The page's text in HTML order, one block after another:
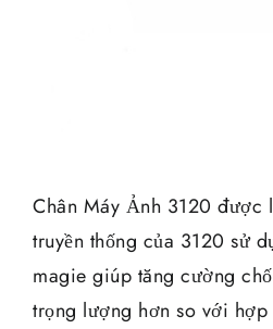
Chân Máy Ảnh 3120 được
truyền thống của 3120 sử
magie giúp tăng cường
trọng lượng hơn so với